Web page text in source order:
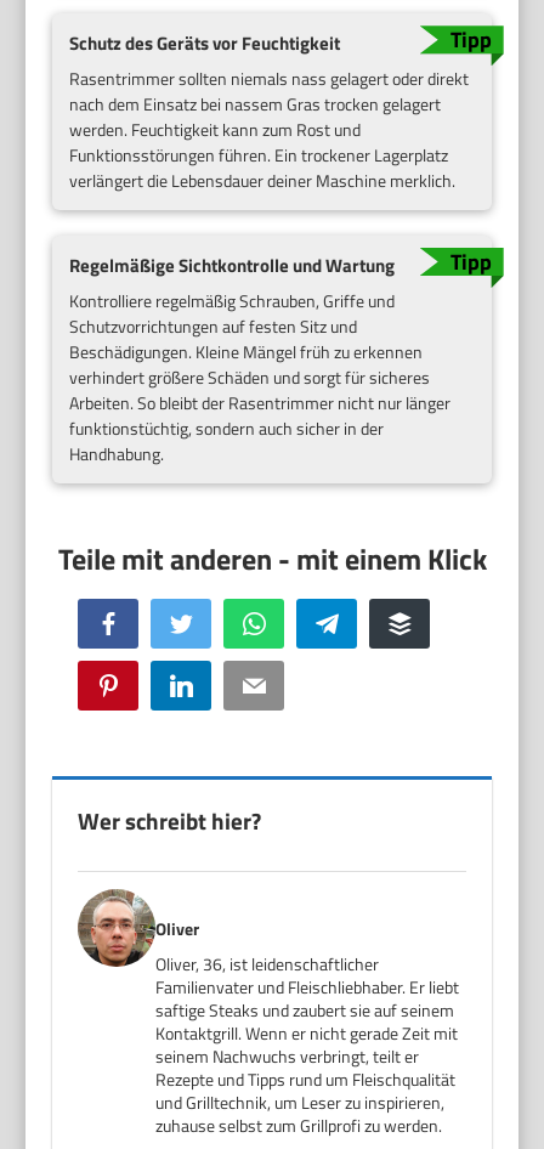
Schutz des Geräts vor Feuchtigkeit
Rasentrimmer sollten niemals nass gelagert oder direkt
nach dem Einsatz bei nassem Gras trocken gelagert
werden. Feuchtigkeit kann zum Rost und
Funktionsstörungen führen. Ein trockener Lagerplatz
verlängert die Lebensdauer deiner Maschine merklich.
Regelmäßige Sichtkontrolle und Wartung
Kontrolliere regelmäßig Schrauben, Griffe und
Schutzvorrichtungen auf festen Sitz und
Beschädigungen. Kleine Mängel früh zu erkennen
verhindert größere Schäden und sorgt für sicheres
Arbeiten. So bleibt der Rasentrimmer nicht nur länger
funktionstüchtig, sondern auch sicher in der
Handhabung.
Facebook Twitter WhatsApp Telegram Buffer
Pinterest LinkedIn Email
Wer schreibt hier?
Oliver
Oliver, 36, ist leidenschaftlicher
Familienvater und Fleischliebhaber. Er liebt
saftige Steaks und zaubert sie auf seinem
Kontaktgrill. Wenn er nicht gerade Zeit mit
seinem Nachwuchs verbringt, teilt er
Rezepte und Tipps rund um Fleischqualität
und Grilltechnik, um Leser zu inspirieren,
zuhause selbst zum Grillprofi zu werden.